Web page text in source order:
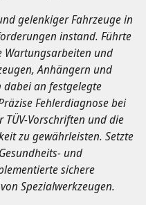
gelenkiger Fahrzeuge in
instand. Führte
und
Anhängern und
an festgelegte
Fehlerdiagnose bei
Vorschriften und die
zu gewährleisten. Setzte
und
sichere
Spezialwerkzeugen.